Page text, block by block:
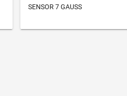
SENSOR 7 GAUSS